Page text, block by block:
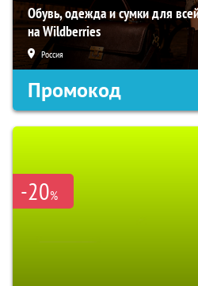
Обувь, одежда и сумки для
на Wildberries
Россия
Промокод
-20%